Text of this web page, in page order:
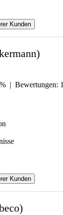
Kunden
| Bewertungen: 1
Kunden